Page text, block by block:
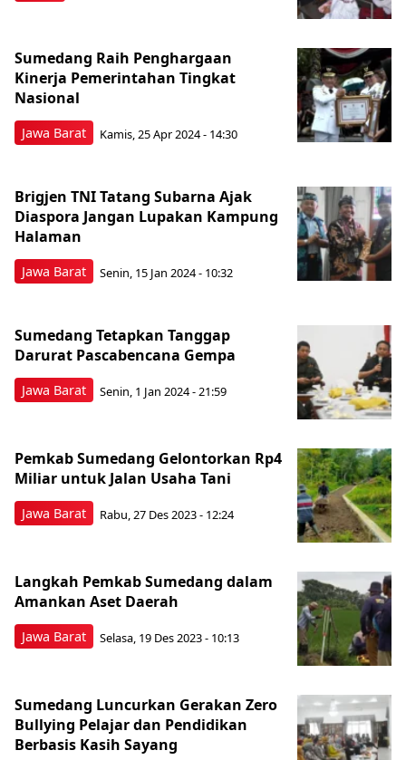
Jawa Barat
Sumedang Raih Penghargaan
Kinerja Pemerintahan Tingkat
Nasional
Kamis, 25 Apr 2024 - 14:30
Jawa Barat
Brigjen TNI Tatang Subarna Ajak
Diaspora Jangan Lupakan Kampung
Halaman
Senin, 15 Jan 2024 - 10:32
Jawa Barat
Sumedang Tetapkan Tanggap
Darurat Pascabencana Gempa
Senin, 1 Jan 2024 - 21:59
Jawa Barat
Pemkab Sumedang Gelontorkan Rp4
Miliar untuk Jalan Usaha Tani
Rabu, 27 Des 2023 - 12:24
Jawa Barat
Langkah Pemkab Sumedang dalam
Amankan Aset Daerah
Selasa, 19 Des 2023 - 10:13
Sumedang Luncurkan Gerakan Zero
Bullying Pelajar dan Pendidikan
Berbasis Kasih Sayang